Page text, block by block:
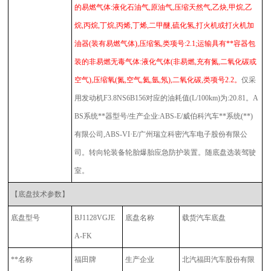
的易燃气体:液化石油气,原油气,压缩天然气,乙炔,甲烷,乙
烷,丙烷,丁烷,丙烯,丁烯,二甲醚,硫化氢,打火机或打火机加
油器(装有易燃气体),压缩氢,类项号:2.1;运输具有**容器包
装的非易燃无毒气体:液化气体(非易燃,充有氮,二氧化碳或
空气),压缩氧(氮,空气,氦,氩,氖),二氧化碳,类项号2.2。仅采
用发动机F3.8NS6B156对应的油耗值(L/100km)为:20.81。A
BS系统**器型号/生产企业:ABS-E/威伯科汽车**系统(**)
有限公司,ABS-VI·E/广州瑞立科密汽车电子股份有限公
司。转向轮装备轮胎爆胎应急防护装置。随底盘选装驾驶
室。
【底盘技术参数】
底盘型号 BJ1128VGJE
A-FK
底盘名称 载货汽车底盘
**名称 福田牌 生产企业 北汽福田汽车股份有限